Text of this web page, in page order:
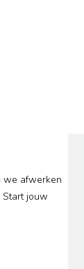
we afwerken
Start jouw